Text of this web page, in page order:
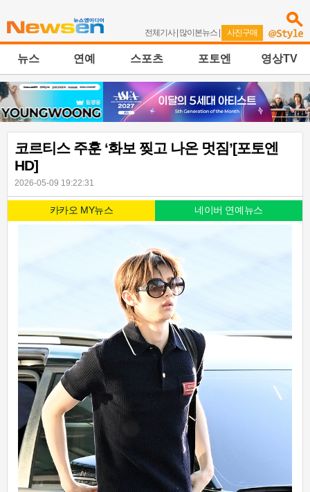
전체기사| 많이본뉴스 | 사진구매
뉴스 연예 스포츠 포토엔 영상TV
코르티스 주훈 ‘화보 찢고 나온 멋짐’[포토엔
HD]
2026-05-09 19:22:31
카카오 MY뉴스 네이버 연예뉴스